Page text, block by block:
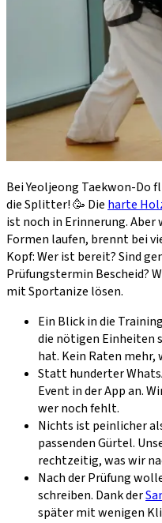
Bei Yeoljeong Taekwon-Do
die Splitter! 🥳 Dieharte
ist noch in Erinnerung. Aber
Formen laufen, brennt bei
Kopf: Wer ist bereit? Sind
Prüfungstermin Bescheid?
mit Sportanize lösen.
Ein Blick in die
die nötigen Einheiten
hat. Kein Raten mehr,
Statt hunderter
Event in der App an.
wer noch fehlt.
Nichts ist peinlicher
passenden Gürtel.
rechtzeitig, was wir
Nach der Prüfung
schreiben. Dank der
später mit wenigen